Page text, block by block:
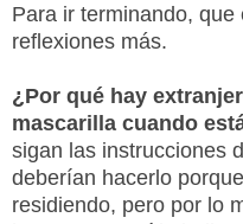
Para ir terminando,
reflexiones más.
¿Por qué hay
mascarilla cuando
sigan las instrucciones
deberían hacerlo
residiendo, pero por lo